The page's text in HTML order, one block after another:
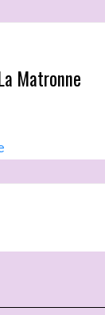
Matronne